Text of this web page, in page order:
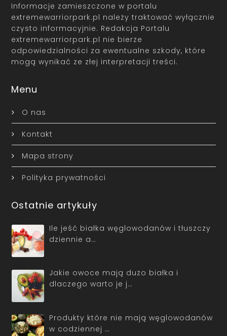
Informacje zamieszczone w portalu
extremewarriorpark.pl należy traktować wyłącznie
czysto informacyjnie. Redakcja Portalu
extremewarriorpark.pl nie bierze
odpowiedzialności za ewentualne szkody, które
mogą wynikać ze złej interpretacji treści.
Menu
O nas
Kontakt
Mapa strony
Polityka prywatności
Ostatnie artykuły
Ile jeść białka węglowodanów i tłuszczy
dziennie a…
Jakie owoce mają dużo białka i
dlaczego warto je j…
Produkty które nie mają węglowodanów
w codziennej …